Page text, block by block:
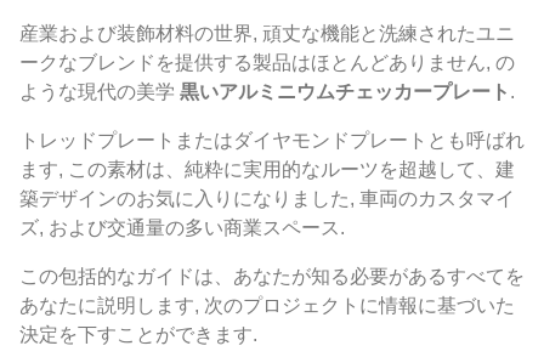
産業および装飾材料の世界, 頑丈な機能と洗練されたユニ
ークなブレンドを提供する製品はほとんどありません, の
ような現代の美学 黒いアルミニウムチェッカープレート .
トレッドプレートまたはダイヤモンドプレートとも呼ばれ
ます, この素材は、純粋に実用的なルーツを超越して、建
築デザインのお気に入りになりました, 車両のカスタマイ
ズ, および交通量の多い商業スペース.
この包括的なガイドは、あなたが知る必要があるすべてを
あなたに説明します, 次のプロジェクトに情報に基づいた
決定を下すことができます.